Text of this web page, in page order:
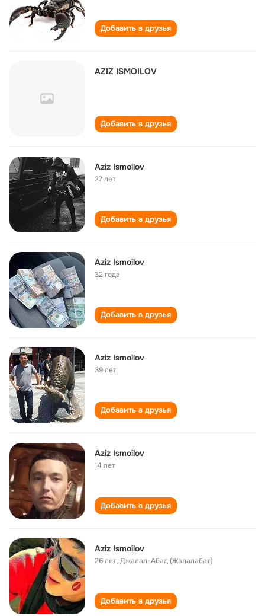
Добавить в друзья
AZIZ ISMOILOV
Добавить в друзья
Aziz Ismoilov
27 лет
Добавить в друзья
Aziz Ismoilov
32 года
Добавить в друзья
Aziz Ismoilov
39 лет
Добавить в друзья
Aziz Ismoilov
14 лет
Добавить в друзья
Aziz Ismoilov
26 лет,Джалал-Абад (Жалалабат)
Добавить в друзья